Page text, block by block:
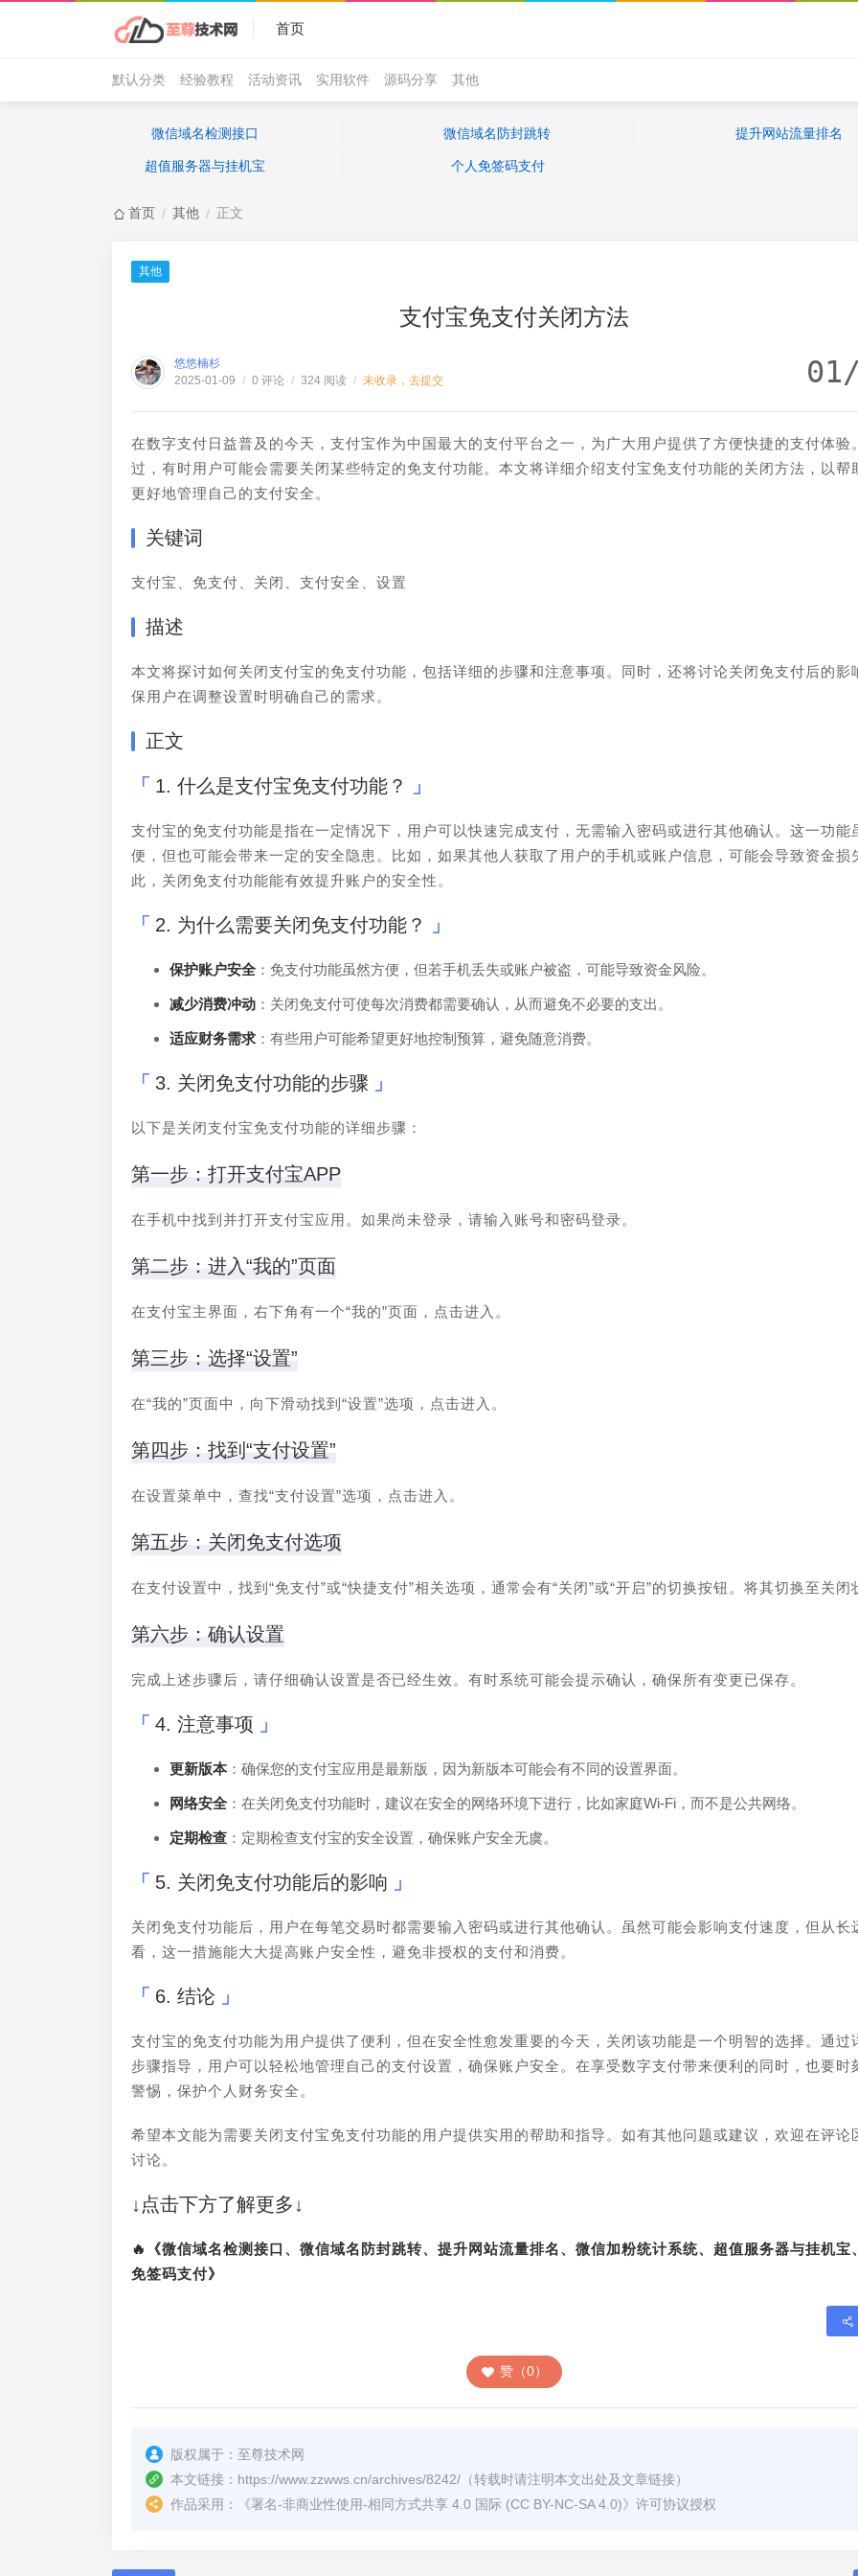
首页
默认分类 经验教程 活动资讯 实用软件 源码分享 其他
微信域名检测接口 微信域名防封跳转 提升网站流量排名
超值服务器与挂机宝 个人免签码支付
首页 / 其他 / 正文
其他
支付宝免支付关闭方法
悠悠楠杉
2025-01-09 / 0 评论 / 324 阅读 / 未收录，去提交
在数字支付日益普及的今天，支付宝作为中国最大的支付平台之一，为广大用户提供了方便快捷的支付体验
过，有时用户可能会需要关闭某些特定的免支付功能。本文将详细介绍支付宝免支付功能的关闭方法，以帮
更好地管理自己的支付安全。
关键词
支付宝、免支付、关闭、支付安全、设置
描述
本文将探讨如何关闭支付宝的免支付功能，包括详细的步骤和注意事项。同时，还将讨论关闭免支付后的影
保用户在调整设置时明确自己的需求。
正文
1. 什么是支付宝免支付功能？
支付宝的免支付功能是指在一定情况下，用户可以快速完成支付，无需输入密码或进行其他确认。这一功能
便，但也可能会带来一定的安全隐患。比如，如果其他人获取了用户的手机或账户信息，可能会导致资金损
此，关闭免支付功能能有效提升账户的安全性。
2. 为什么需要关闭免支付功能？
保护账户安全：免支付功能虽然方便，但若手机丢失或账户被盗，可能导致资金风险。
减少消费冲动 ：关闭免支付可使每次消费都需要确认，从而避免不必要的支出。
适应财务需求 ：有些用户可能希望更好地控制预算，避免随意消费。
3. 关闭免支付功能的步骤
以下是关闭支付宝免支付功能的详细步骤：
第一步：打开支付宝APP
在手机中找到并打开支付宝应用。如果尚未登录，请输入账号和密码登录。
第二步：进入“我的”页面
在支付宝主界面，右下角有一个“我的”页面，点击进入。
第三步：选择“设置”
在“我的”页面中，向下滑动找到“设置”选项，点击进入。
第四步：找到“支付设置”
在设置菜单中，查找“支付设置”选项，点击进入。
第五步：关闭免支付选项
在支付设置中，找到“免支付”或“快捷支付”相关选项，通常会有“关闭”或“开启”的切换按钮。将其切换至关闭
第六步：确认设置
完成上述步骤后，请仔细确认设置是否已经生效。有时系统可能会提示确认，确保所有变更已保存。
4. 注意事项
更新版本：确保您的支付宝应用是最新版，因为新版本可能会有不同的设置界面。
网络安全：在关闭免支付功能时，建议在安全的网络环境下进行，比如家庭Wi-Fi，而不是公共网络。
定期检查 ：定期检查支付宝的安全设置，确保账户安全无虞。
5. 关闭免支付功能后的影响
关闭免支付功能后，用户在每笔交易时都需要输入密码或进行其他确认。虽然可能会影响支付速度，但从长
看，这一措施能大大提高账户安全性，避免非授权的支付和消费。
6. 结论
支付宝的免支付功能为用户提供了便利，但在安全性愈发重要的今天，关闭该功能是一个明智的选择。通过
步骤指导，用户可以轻松地管理自己的支付设置，确保账户安全。在享受数字支付带来便利的同时，也要时
警惕，保护个人财务安全。
希望本文能为需要关闭支付宝免支付功能的用户提供实用的帮助和指导。如有其他问题或建议，欢迎在评论
讨论。
↓点击下方了解更多↓
🔥《微信域名检测接口、微信域名防封跳转、提升网站流量排名、微信加粉统计系统、超值服务器与挂机宝
免签码支付》
赞（0）
版权属于： 至尊技术网
本文链接： https://www.zzwws.cn/archives/8242/ （转载时请注明本文出处及文章链接）
作品采用：
《署名-非商业性使用-相同方式共享 4.0 国际 (CC BY-NC-SA 4.0)》许可协议授权